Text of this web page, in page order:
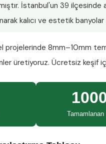
. İstanbul'un 39
kalıcı ve estetik banyolar
projelerinde 8mm–10mm
üretiyoruz. Ücretsiz keşif
Tamamlanan